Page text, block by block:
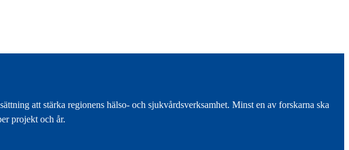
att stärka regionens hälso- och sjukvårdsverksamhet. Minst en av forskarna ska
projekt och år.